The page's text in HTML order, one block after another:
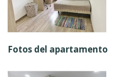
Fotos del apartamento